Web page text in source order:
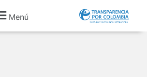
de herramientas
Menú